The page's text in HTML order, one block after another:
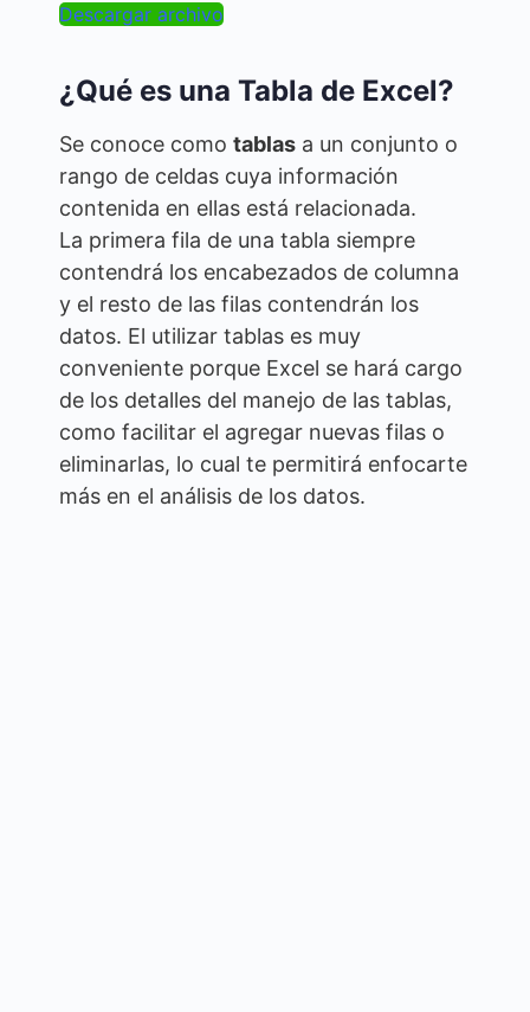
Descargar archivo
¿Qué es una Tabla de Excel?
Se conoce como tablas a un conjunto o
rango de celdas cuya información
contenida en ellas está relacionada.
La primera fila de una tabla siempre
contendrá los encabezados de columna
y el resto de las filas contendrán los
datos. El utilizar tablas es muy
conveniente porque Excel se hará cargo
de los detalles del manejo de las tablas,
como facilitar el agregar nuevas filas o
eliminarlas, lo cual te permitirá enfocarte
más en el análisis de los datos.